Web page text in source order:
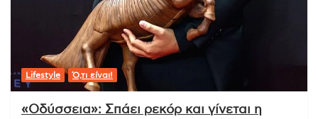
Lifestyle Ό,τι είναι!
«Οδύσσεια»: Σπάει ρεκόρ και γίνεται η